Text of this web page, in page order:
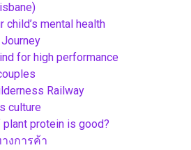
child’s mental health
Journey
for high performance
Railway
culture
plant protein is good?
งการค้า